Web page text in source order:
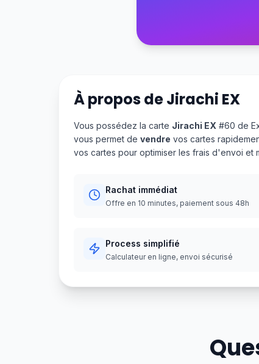
À propos deJirachi EX
Vous possédez la carte Jirachi EX #60 de
vous permet de vendre vos cartes
vos cartes pour optimiser les frais d'envoi et
Rachat immédiat
Offre en 10 minutes, paiement sous 48h
Process simplifié
Calculateur en ligne, envoi sécurisé